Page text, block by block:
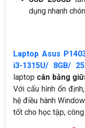
dụng nhanh
Laptop Asus
i3-1315U/ 8GB/
laptop cân bằng
Với cấu hình ổn
hệ điều hành
tốt cho học tập,